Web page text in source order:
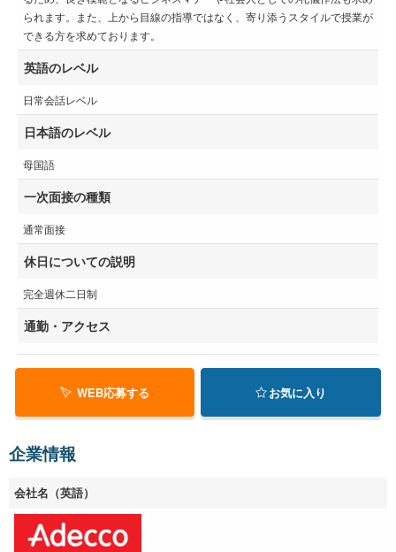
られます。また、上から目線の指導ではなく、寄り添うスタイルで授業が
できる方を求めております。
英語のレベル
日常会話レベル
日本語のレベル
母国語
一次面接の種類
通常面接
休日についての説明
完全週休二日制
通勤・アクセス
WEB応募する お気に入り
企業情報
会社名（英語）